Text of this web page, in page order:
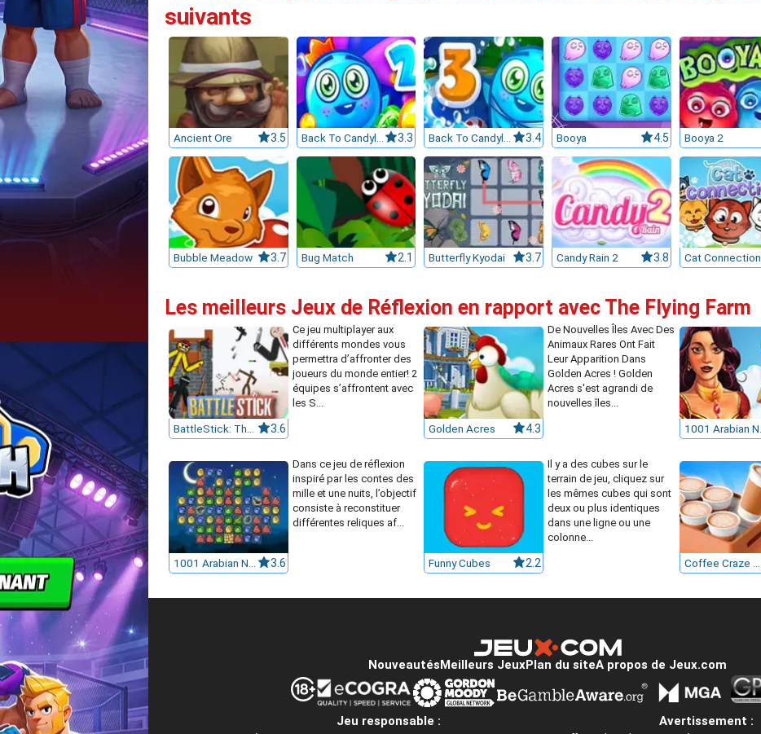
suivants
Ancient Ore 3.5 Back To Candyland 2 3.3 Back To Candyland Episode 3 3.4 Booya 4.5 Booya 2
Bubble Meadow 3.7 Bug Match 2.1 Butterfly Kyodai 3.7 Candy Rain 2 3.8 Cat Connection
Les meilleurs Jeux de Réflexion en rapport avec The Flying Farm
3.6
Ce jeu multiplayer aux
différents mondes vous
permettra d’affronter des
joueurs du monde entier! 2
équipes s’affrontent avec
les S...
Golden Acres 4.3
De Nouvelles Îles Avec Des
Animaux Rares Ont Fait
Leur Apparition Dans
Golden Acres ! Golden
Acres s'est agrandi de
nouvelles îles...
3.6
Dans ce jeu de réflexion
inspiré par les contes des
mille et une nuits, l’objectif
consiste à reconstituer
différentes reliques af...
Funny Cubes 2.2
Il y a des cubes sur le
terrain de jeu, cliquez sur
les mêmes cubes qui sont
deux ou plus identiques
dans une ligne ou une
colonne...
Nouveautés Meilleurs JeuxPlan du siteA propos de Jeux.com
Jeu responsable : Avertissement :